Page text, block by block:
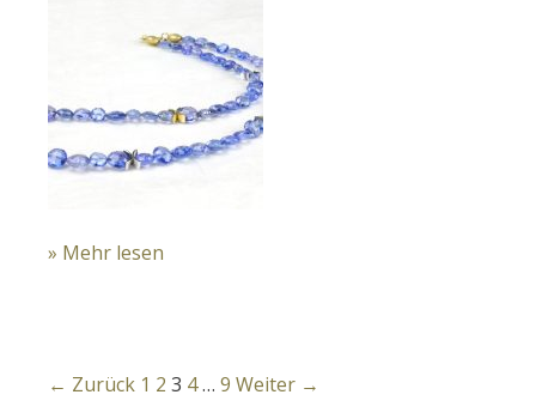
» Mehr lesen
Navigation
← Zurück 1 2 3 4… 9 Weiter →